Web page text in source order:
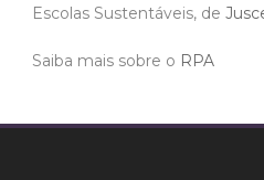
Escolas Sustentáveis, de
Saiba mais sobre o RPA